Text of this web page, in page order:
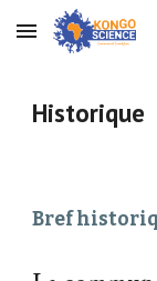
Skip to main
Historique
Bref